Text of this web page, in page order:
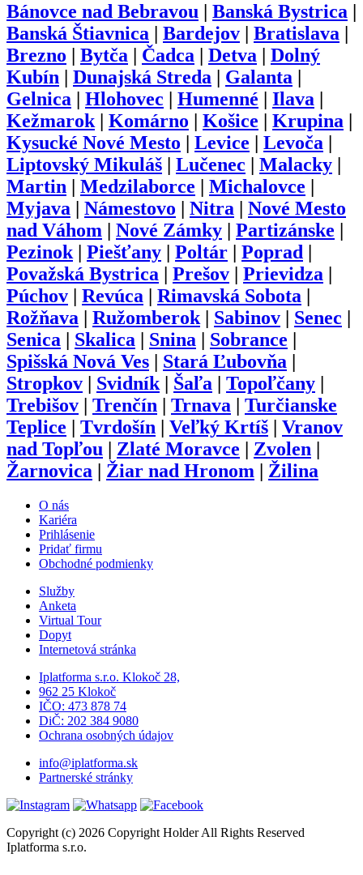
Bánovce nad Bebravou Banská Bystrica
Banská Štiavnica
Bardejov Bratislava
Brezno
Bytča Čadca Detva
Dolný
Kubín
Dunajská Streda Galanta
Gelnica
Hlohovec Humenné Ilava
Kežmarok| Komárno Košice Krupina
Kysucké Nové Mesto
Levice Levoča
Liptovský Mikuláš
Lučenec Malacky
Martin
Medzilaborce Michalovce
Myjava
Námestovo Nitra
Nové Mesto
nad Váhom
Nové Zámky Partizánske
Pezinok| Piešťany Poltár Poprad
Považská Bystrica
Prešov Prievidza
Púchov
Revúca Rimavská Sobota
Rožňava
Ružomberok| Sabinov Senec
Senica
Skalica Snina Sobrance
Spišská Nová Ves
Stará Ľubovňa
Stropkov
Svidník| Šaľa Topoľčany
Trebišov
Trenčín Trnava
Turčianske
Teplice
Tvrdošín Veľký Krtíš
Vranov
nad Topľou
Zlaté Moravce Zvolen
Žarnovica
Žiar nad Hronom Žilina
O nás
Kariéra
Prihlásenie
Pridať firmu
Obchodné podmienky
Služby
Anketa
Virtual Tour
Dopyt
Internetová stránka
Iplatforma s.r.o. Klokoč 28,
962 25 Klokoč
IČO: 473 878 74
DiČ: 202 384 9080
Ochrana osobných údajov
info@iplatforma.sk
Partnerské stránky
Copyright (c) 2026 Copyright Holder All Rights Reserved
Iplatforma s.r.o.